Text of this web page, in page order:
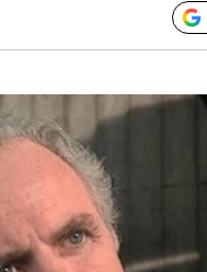
삼겠다"
안겨드려 죄
비'[내일날씨]
로피 원해 아
의보
붕괴